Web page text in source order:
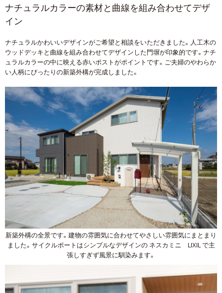
ナチュラルカラーの素材と曲線を組み合わせてデザ
イン
ナチュラルかわいいデザインがご希望と相談をいただきました。人工木の
ウッドデッキと曲線を組み合わせてデザインした門塀が印象的です。ナチ
ュラルカラーの中に映える赤いポストがポイントです。ご夫婦のやわらか
い人柄にぴったりの新築外構が完成しました。
新築外構の全景です。建物の雰囲気に合わせてやさしい雰囲気にまとまり
ました。サイクルポートはシンプルなデザインの ネスカミニ LIXIL で主
張しすぎず風景に馴染みます。